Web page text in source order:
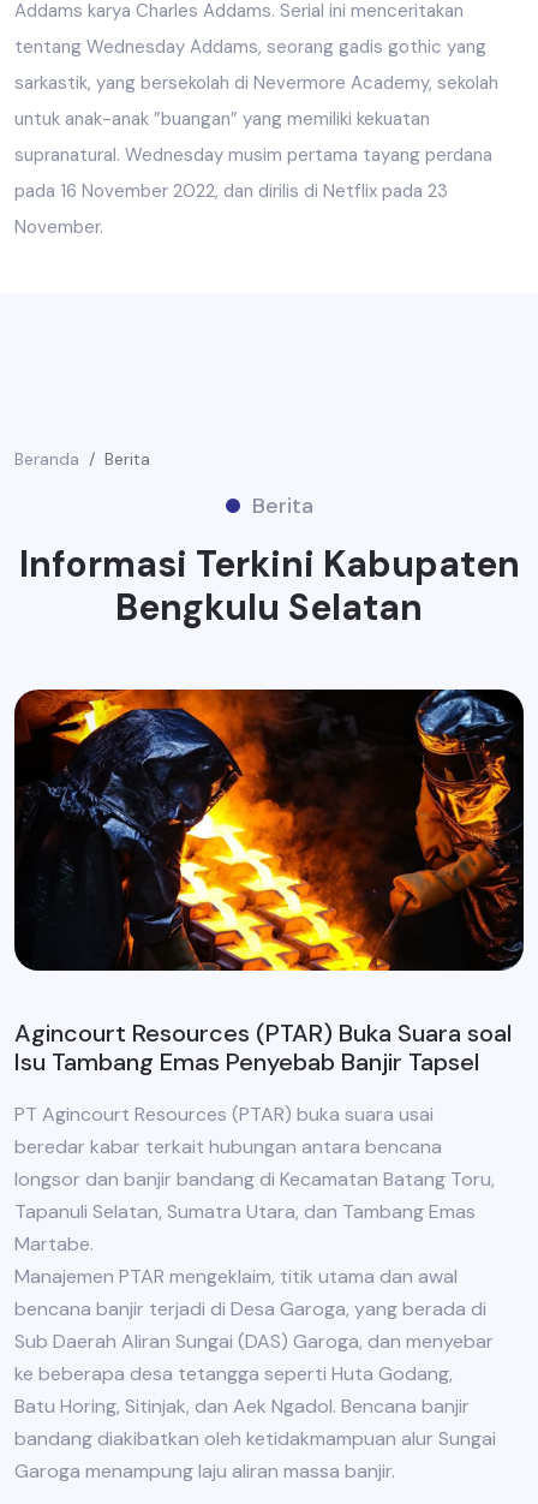
Addams karya Charles Addams. Serial ini menceritakan
tentang Wednesday Addams, seorang gadis gothic yang
sarkastik, yang bersekolah di Nevermore Academy, sekolah
untuk anak-anak ”buangan” yang memiliki kekuatan
supranatural. Wednesday musim pertama tayang perdana
pada 16 November 2022, dan dirilis di Netflix pada 23
November.
Beranda Berita
Berita
Informasi Terkini Kabupaten
Bengkulu Selatan
Agincourt Resources (PTAR) Buka Suara soal
Isu Tambang Emas Penyebab Banjir Tapsel
PT Agincourt Resources (PTAR) buka suara usai
beredar kabar terkait hubungan antara bencana
longsor dan banjir bandang di Kecamatan Batang Toru,
Tapanuli Selatan, Sumatra Utara, dan Tambang Emas
Martabe.
Manajemen PTAR mengeklaim, titik utama dan awal
bencana banjir terjadi di Desa Garoga, yang berada di
Sub Daerah Aliran Sungai (DAS) Garoga, dan menyebar
ke beberapa desa tetangga seperti Huta Godang,
Batu Horing, Sitinjak, dan Aek Ngadol. Bencana banjir
bandang diakibatkan oleh ketidakmampuan alur Sungai
Garoga menampung laju aliran massa banjir.